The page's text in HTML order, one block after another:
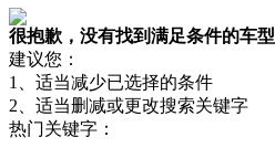
很抱歉，没有找到满足条件的车型
建议您：
1、适当减少已选择的条件
2、适当删减或更改搜索关键字
热门关键字：